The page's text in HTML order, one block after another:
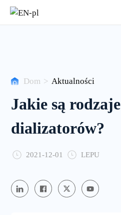
Aktualności
Dom > Aktualności
Jakie są rodzaje
dializatorów?
2021-12-01 LEPU